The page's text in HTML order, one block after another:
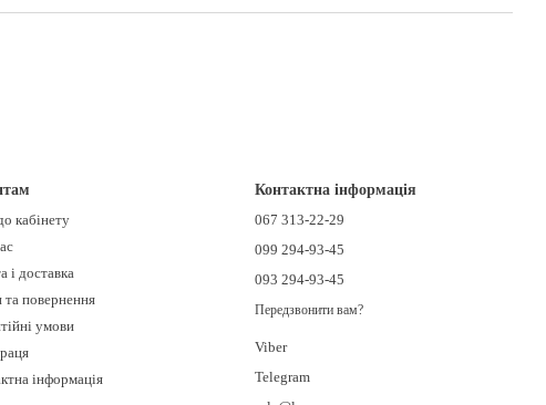
кабінету
і доставка
та повернення
умови
інформація
Контактна інформація
067 313-22-29
099 294-93-45
093 294-93-45
Передзвонити вам?
Viber
Telegram